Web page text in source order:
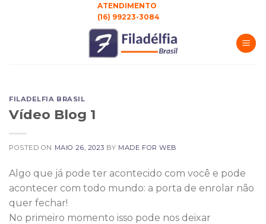
ATENDIMENTO
(16) 99223-3084
FILADELFIA BRASIL
Vídeo Blog 1
POSTED ON MAIO 26, 2023 BY MADE FOR WEB
Algo que já pode ter acontecido com você e pode
acontecer com todo mundo: a porta de enrolar não
quer fechar!
No primeiro momento isso pode nos deixar